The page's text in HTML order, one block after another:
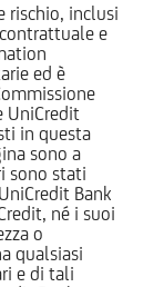
rischio, inclusi
e
ed è
UniCredit
in questa
sono a
sono stati
Bank
né i suoi
o
qualsiasi
e di tali